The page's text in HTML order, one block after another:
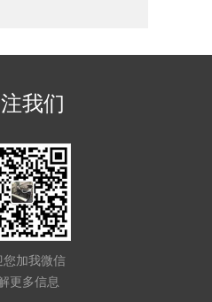
我们
您加我微信
更多信息